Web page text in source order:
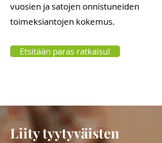
vuosien ja satojen onnistuneiden
toimeksiantojen kokemus.
Etsitään paras ratkaisu!
Liity tyytyväisten